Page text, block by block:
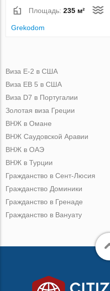
Площадь:235 м²
Grekodom
Виза Е-2 в США
Виза ЕВ 5 в США
Виза D7 в Португалии
Золотая виза Греции
ВНЖ в Омане
ВНЖ Саудовской Аравии
ВНЖ в ОАЭ
ВНЖ в Турции
Гражданство в Сент-Люсия
Гражданство Доминики
Гражданство в Гренаде
Гражданство в Вануату